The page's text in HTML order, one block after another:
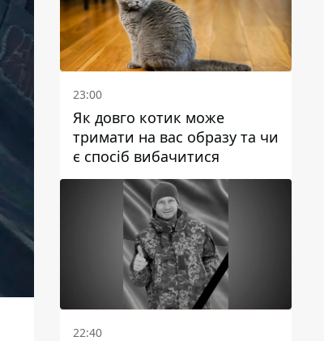
23:00
Як довго котик може
тримати на вас образу та чи
є спосіб вибачитися
22:40